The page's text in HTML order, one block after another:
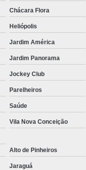
Chácara Flora
Heliópolis
Jardim América
Jardim Panorama
Jockey Club
Parelheiros
Saúde
Vila Nova Conceição
Alto de Pinheiros
Jaraguá